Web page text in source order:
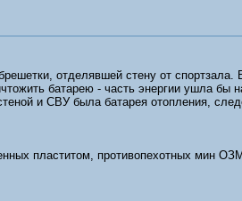
отделявшей стену от
батарею - часть энергии ушла бы
и СВУ была батарея отопления,
пластитом, противопехотных мин